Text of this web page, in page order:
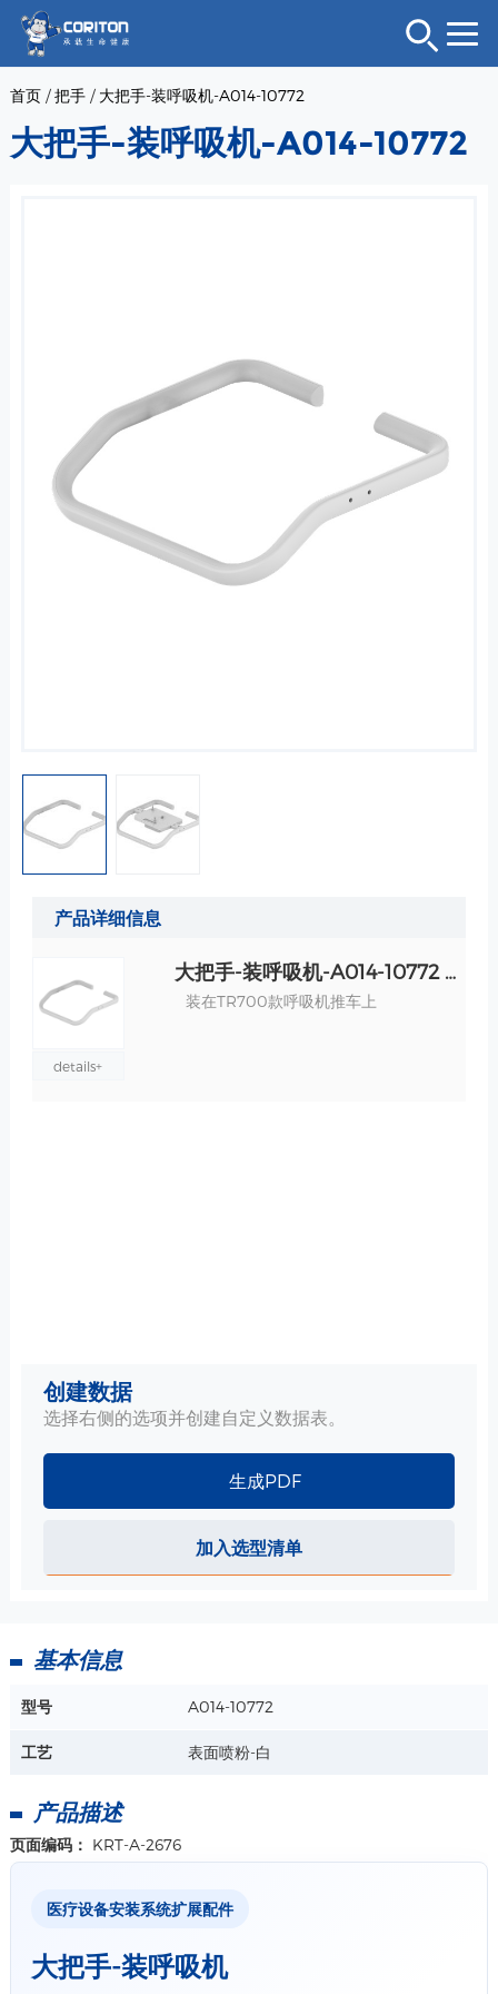
首页/把手/ 大把手-装呼吸机-A014-10772
大把手-装呼吸机-A014-10772
产品详细信息
details+
大把手-装呼吸机-A014-10772 规格
装在TR700款呼吸机推车上
创建数据
选择右侧的选项并创建自定义数据表。
生成PDF
加入选型清单
基本信息
型号 A014-10772
工艺 表面喷粉-白
产品描述
页面编码： KRT-A-2676
医疗设备安装系统扩展配件
大把手-装呼吸机